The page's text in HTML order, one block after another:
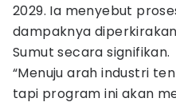
2029. Ia menyebut
dampaknya
Sumut secara signifikan.
“Menuju arah industri
tapi program ini akan